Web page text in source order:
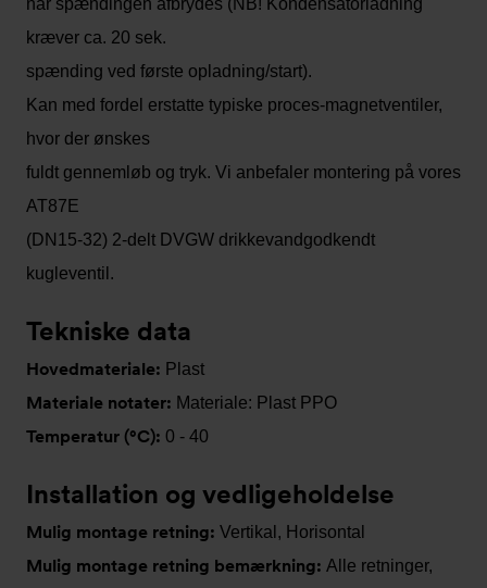
kræver ca. 20 sek.
spænding ved første opladning/start).
Kan med fordel erstatte typiske proces-magnetventiler,
hvor der ønskes
fuldt gennemløb og tryk. Vi anbefaler montering på vores
AT87E
(DN15-32) 2-delt DVGW drikkevandgodkendt
kugleventil.
Tekniske data
Hovedmateriale: Plast
Materiale notater: Materiale: Plast PPO
Temperatur (°C): 0 - 40
Installation og vedligeholdelse
Mulig montage retning: Vertikal, Horisontal
Mulig montage retning bemærkning: Alle retninger,